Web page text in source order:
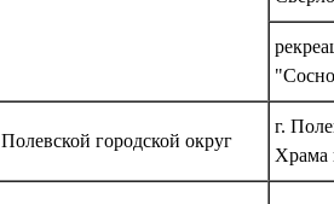
Полевской городской округ
г.
Храма